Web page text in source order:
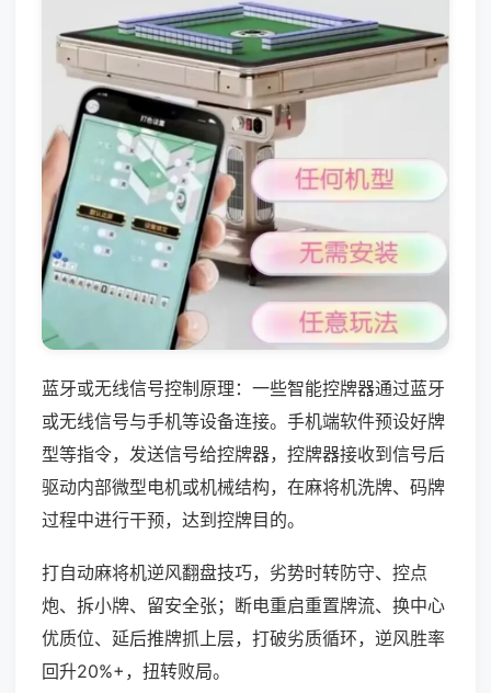
蓝牙或无线信号控制原理：一些智能控牌器通过蓝牙
或无线信号与手机等设备连接。手机端软件预设好牌
型等指令，发送信号给控牌器，控牌器接收到信号后
驱动内部微型电机或机械结构，在麻将机洗牌、码牌
过程中进行干预，达到控牌目的。
打自动麻将机逆风翻盘技巧，劣势时转防守、控点
炮、拆小牌、留安全张；断电重启重置牌流、换中心
优质位、延后推牌抓上层，打破劣质循环，逆风胜率
回升20%+，扭转败局。